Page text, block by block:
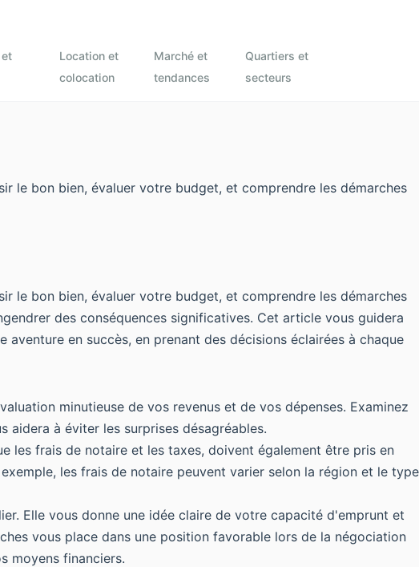
Location et
colocation
Marché et
tendances
Quartiers et
secteurs
le bon bien, évaluer votre budget, et comprendre les démarches
le bon bien, évaluer votre budget, et comprendre les démarches
des conséquences significatives. Cet article vous guidera
en succès, en prenant des décisions éclairées à chaque
minutieuse de vos revenus et de vos dépenses. Examinez
à éviter les surprises désagréables.
les frais de notaire et les taxes, doivent également être pris en
les frais de notaire peuvent varier selon la région et le type
Elle vous donne une idée claire de votre capacité d'emprunt et
vous place dans une position favorable lors de la négociation
moyens financiers.